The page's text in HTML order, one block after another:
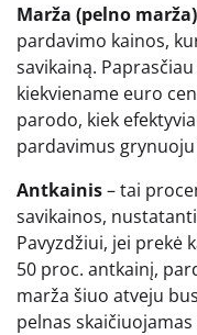
Marža (pelno marža)
pardavimo kainos,
savikainą.
kiekviename euro
parodo, kiek
pardavimus
Antkainis– tai
savikainos,
Pavyzdžiui, jei prekė
50 proc. antkainį,
marža šiuo atveju
pelnas